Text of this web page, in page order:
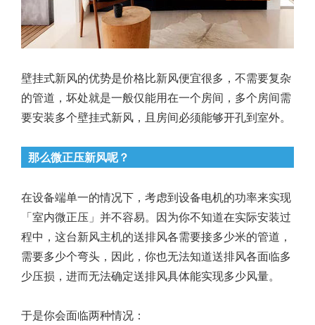
壁挂式新风的优势是价格比新风便宜很多，不需要复杂
的管道，坏处就是一般仅能用在一个房间，多个房间需
要安装多个壁挂式新风，且房间必须能够开孔到室外。
那么微正压新风呢？
在设备端单一的情况下，考虑到设备电机的功率来实现
「室内微正压」并不容易。因为你不知道在实际安装过
程中，这台新风主机的送排风各需要接多少米的管道，
需要多少个弯头，因此，你也无法知道送排风各面临多
少压损，进而无法确定送排风具体能实现多少风量。
于是你会面临两种情况：